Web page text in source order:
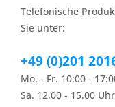
Telefonische
Sie unter:
+49 (0)201
Mo. - Fr. 10:00 -
Sa. 12.00 - 15.00 Uhr